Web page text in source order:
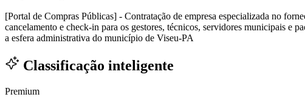
[Portal de Compras Públicas] - Contratação de empresa especializada no
cancelamento e check-in para os gestores, técnicos, servidores municipais e
a esfera administrativa do município de Viseu-PA
Classificação inteligente
Premium